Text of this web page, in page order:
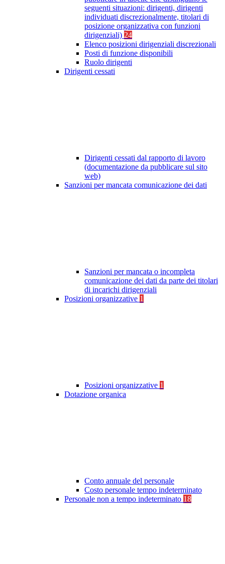
seguenti situazioni: dirigenti, dirigenti
individuati discrezionalmente, titolari di
posizione organizzativa con funzioni
dirigenziali) 24
Elenco posizioni dirigenziali discrezionali
Posti di funzione disponibili
Ruolo dirigenti
Dirigenti cessati
Dirigenti cessati dal rapporto di lavoro
(documentazione da pubblicare sul sito
web)
Sanzioni per mancata comunicazione dei dati
Sanzioni per mancata o incompleta
comunicazione dei dati da parte dei titolari
di incarichi dirigenziali
Posizioni organizzative 1
Posizioni organizzative 1
Dotazione organica
Conto annuale del personale
Costo personale tempo indeterminato
Personale non a tempo indeterminato 18